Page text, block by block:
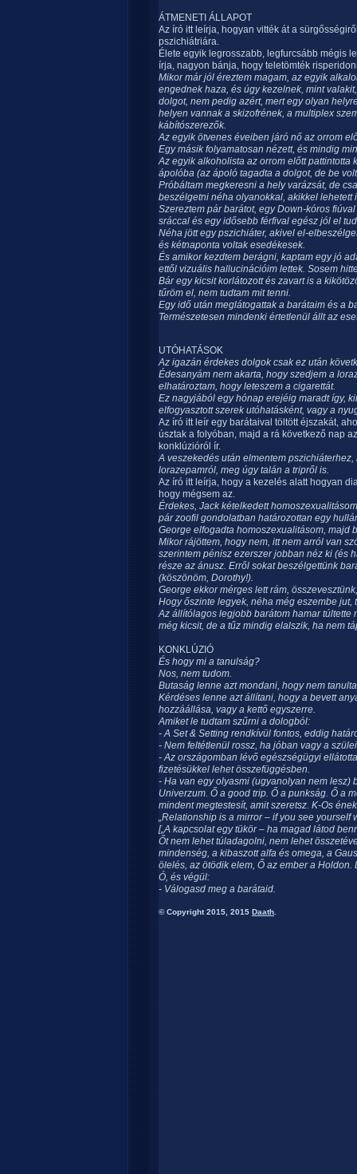
ÁTMENETI ÁLLAPOT
Az író itt leírja, hogyan vitték át a
pszichiátriára.
Élete egyik legrosszabb, legfurcsább mégis
írja, nagyon bánja, hogy teletömték
Mikor már jól éreztem magam, az egyik
engednek haza, és úgy kezelnek, mint
dolgot, nem pedig azért, mert egy olyan
helyen vannak a skizofrének, a multiplex
kábítószerezők.
Az egyik ötvenes éveiben járó nő az orrom
Egy másik folyamatosan nézett, és mindig
Az egyik alkoholista az orrom előtt pattintotta
ápolóba (az ápoló tagadta a dolgot, de be
Próbáltam megkeresni a hely varázsát, de
beszélgetni néha olyanokkal, akikkel lehetett
Szereztem pár barátot, egy Down-kóros
sráccal és egy idősebb férfival egész jól el
Néha jött egy pszichiáter, akivel el-
és kétnaponta voltak esedékesek.
És amikor kezdtem berágni, kaptam egy jó
ettől vizuális hallucinációim lettek. Sosem
Bár egy kicsit korlátozott és zavart is a
tűröm el, nem tudtam mit tenni.
Egy idő után meglátogattak a barátaim és a
Természetesen mindenki értetlenül állt az
UTÓHATÁSOK
Az igazán érdekes dolgok csak ez után
Édesanyám nem akarta, hogy szedjem a
elhatároztam, hogy leteszem a cigarettát.
Ez nagyjából egy hónap erejéig maradt így,
elfogyasztott szerek utóhatásként, vagy a
Az író itt leír egy barátaival töltött éjszakát,
úsztak a folyóban, majd a rá következő nap
konklúzióról ír.
A veszekedés után elmentem
lorazepamról, meg úgy talán a tripről is.
Az író itt leírja, hogy a kezelés alatt hogyan
hogy mégsem az.
Érdekes, Jack kételkedett
pár zoofil gondolatban határozottan egy
George elfogadta homoszexualitásom, majd
Mikor rájöttem, hogy nem, itt nem arról van
szerintem pénisz ezerszer jobban néz ki (és
része az ánusz. Erről sokat beszélgettünk
(köszönöm, Dorothy!).
George ekkor mérges lett rám,
Hogy őszinte legyek, néha még eszembe
Az állítólagos legjobb barátom hamar túltette
még kicsit, de a tűz mindig elalszik, ha nem
KONKLÚZIÓ
És hogy mi a tanulság?
Nos, nem tudom.
Butaság lenne azt mondani, hogy nem
Kérdéses lenne azt állítani, hogy a bevett
hozzáállása, vagy a kettő egyszerre.
Amiket le tudtam szűrni a dologból:
- A Set & Setting rendkívül fontos, eddig
- Nem feltétlenül rossz, ha jóban vagy a
- Az országomban lévő egészségügyi
fizetésükkel lehet összefüggésben.
- Ha van egy olyasmi (ugyanolyan nem lesz)
Univerzum. Ő a good trip. Ő a punkság. Ő a
mindent megtestesít, amit szeretsz. K-Os
„Relationship is a mirror – if you see yourself
[„A kapcsolat egy tükör – ha magad látod
Őt nem lehet túladagolni, nem lehet
mindenség, a kibaszott alfa és omega, a
ölelés, az ötödik elem, Ő az ember a Holdon.
Ó, és végül:
- Válogasd meg a barátaid.
© Copyright 2015, 2015 Daath